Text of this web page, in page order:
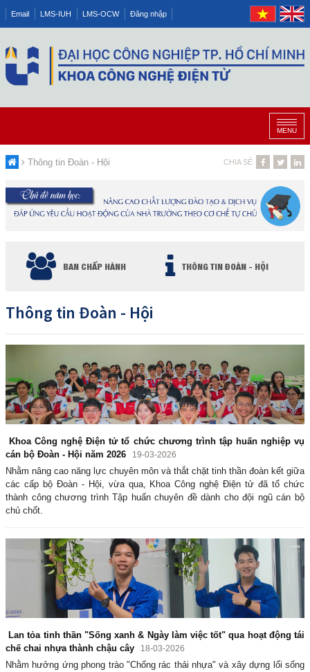
Email LMS-IUH LMS-OCW Đăng nhập
MENU
Thông tin Đoàn - Hội CHIA SẺ
BAN CHẤP HÀNH THÔNG TIN ĐOÀN - HỘI
Thông tin Đoàn - Hội
Khoa Công nghệ Điện tử tổ chức chương trình tập huấn nghiệp vụ
cán bộ Đoàn - Hội năm 2026
19-03-2026
Nhằm nâng cao năng lực chuyên môn và thắt chặt tinh thần đoàn kết giữa
các cấp bộ Đoàn - Hội, vừa qua, Khoa Công nghệ Điện tử đã tổ chức
thành công chương trình Tập huấn chuyên đề dành cho đội ngũ cán bộ
chủ chốt.
Lan tỏa tinh thần "Sống xanh & Ngày làm việc tốt" qua hoạt động tái
chế chai nhựa thành chậu cây
18-03-2026
Nhằm hưởng ứng phong trào "Chống rác thải nhựa" và xây dựng lối sống